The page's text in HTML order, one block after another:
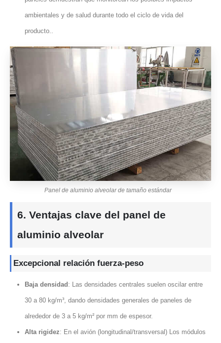
ambientales y de salud durante todo el ciclo de vida del
producto..
Panel de aluminio alveolar de tamaño estándar
6. Ventajas clave del panel de
aluminio alveolar
Excepcional relación fuerza-peso
Baja densidad: Las densidades centrales suelen oscilar entre
30 a 80 kg/m³, dando densidades generales de paneles de
alrededor de 3 a 5 kg/m² por mm de espesor.
Alta rigidez: En el avión (longitudinal/transversal) Los módulos